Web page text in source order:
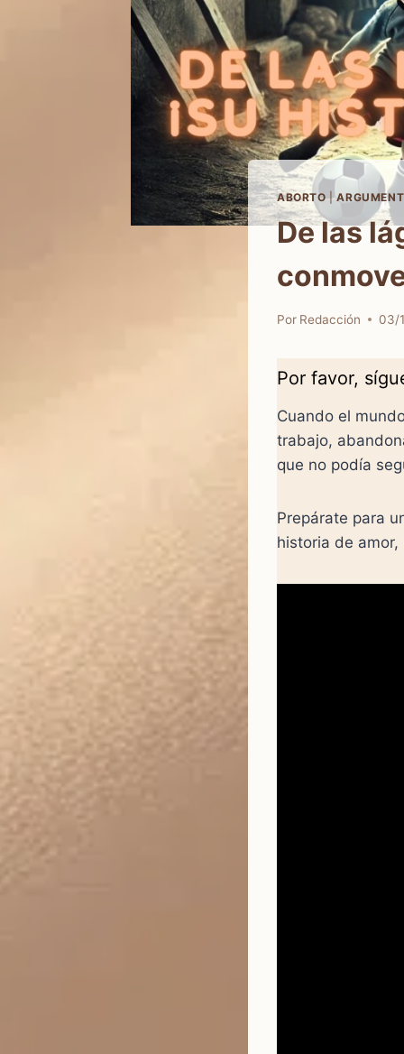
ABORTO|
De las
Por Redacción 03/
Por favor,
Cuando el
trabajo,
que no podía
Prepárate para
historia de amor,